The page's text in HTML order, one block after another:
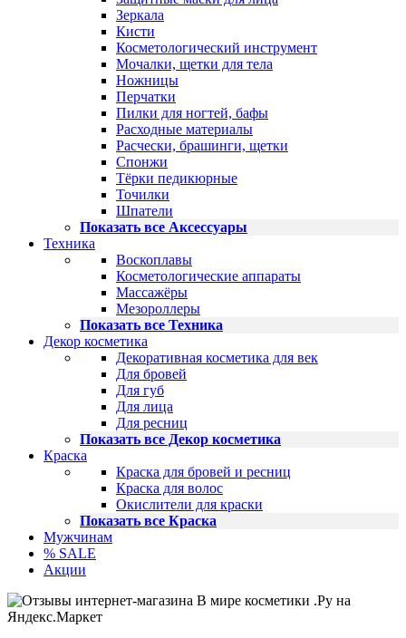
Зеркала
Кисти
Косметологический инструмент
Мочалки, щетки для тела
Ножницы
Перчатки
Пилки для ногтей, бафы
Расходные материалы
Расчески, брашинги, щетки
Спонжи
Тёрки педикюрные
Точилки
Шпатели
Показать все Аксессуары
Техника
Воскоплавы
Косметологические аппараты
Массажёры
Мезороллеры
Показать все Техника
Декор косметика
Декоративная косметика для век
Для бровей
Для губ
Для лица
Для ресниц
Показать все Декор косметика
Краска
Краска для бровей и ресниц
Краска для волос
Окислители для краски
Показать все Краска
Мужчинам
% SALE
Акции